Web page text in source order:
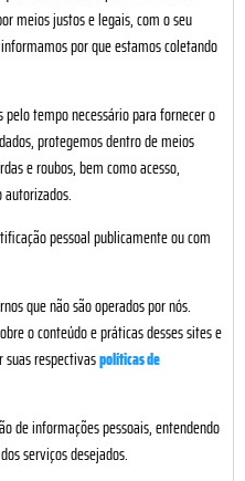
meios justos e legais, com o seu
por que estamos coletando
tempo necessário para fornecer o
protegemos dentro de meios
e roubos, bem como acesso,
pessoal publicamente ou com
que não são operados por nós.
o conteúdo e práticas desses sites e
respectivaspolíticas de
de informações pessoais, entendendo
serviços desejados.